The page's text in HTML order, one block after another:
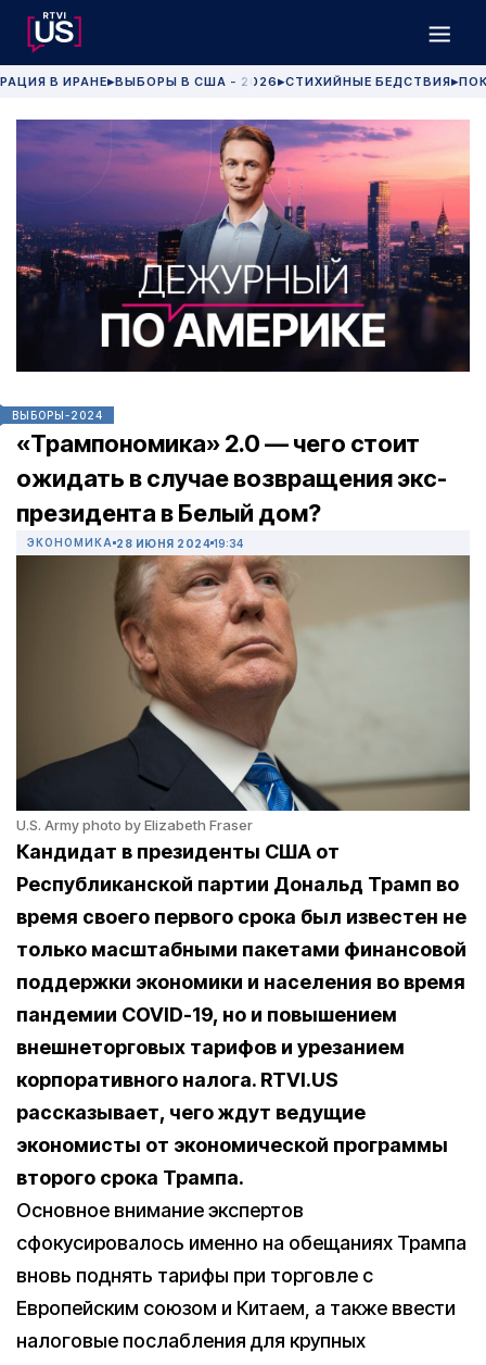
В ИРАНЕ▶ВЫБОРЫ В США - 2026 ▶СТИХИЙНЫЕ БЕДСТВИЯ▶
ВЫБОРЫ-2024
«Трампономика» 2.0 — чего стоит
ожидать в случае возвращения экс-
президента в Белый дом?
ЭКОНОМИКА 28 ИЮНЯ 2024 19:34
U.S. Army photo by Elizabeth Fraser
Кандидат в президенты США от
Республиканской партии Дональд Трамп во
время своего первого срока был известен не
только масштабными пакетами финансовой
поддержки экономики и населения во время
пандемии COVID-19, но и повышением
внешнеторговых тарифов и урезанием
корпоративного налога. RTVI.US
рассказывает, чего ждут ведущие
экономисты от экономической программы
второго срока Трампа.
Основное внимание экспертов
сфокусировалось именно на обещаниях Трампа
вновь поднять тарифы при торговле с
Европейским союзом и Китаем, а также ввести
налоговые послабления для крупных